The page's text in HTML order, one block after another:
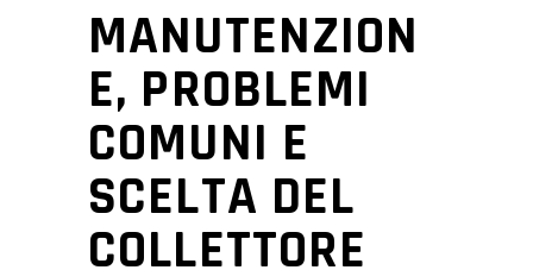
MANUTENZION
E, PROBLEMI
COMUNI E
SCELTA DEL
COLLETTORE